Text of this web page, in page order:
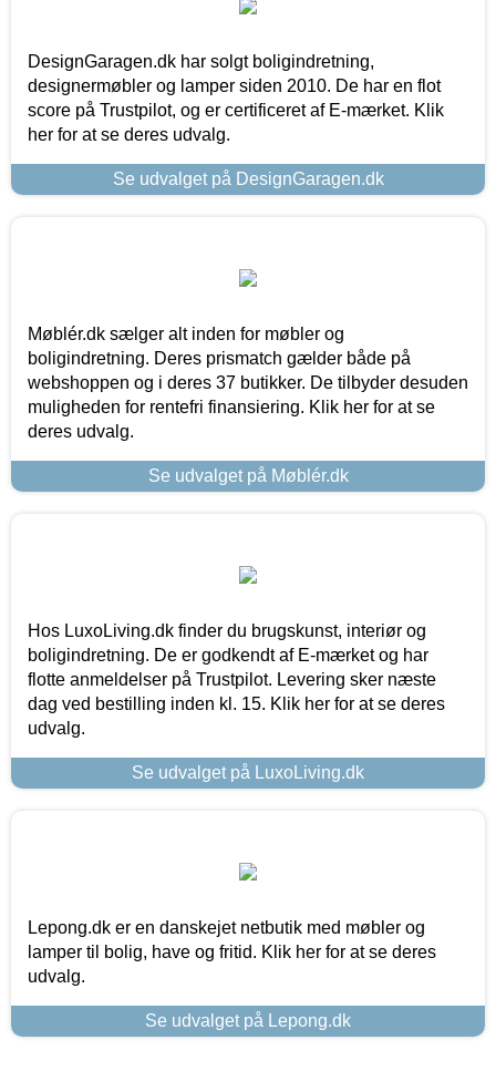
DesignGaragen.dk har solgt boligindretning,
designermøbler og lamper siden 2010. De har en flot
score på Trustpilot, og er certificeret af E-mærket. Klik
her for at se deres udvalg.
Se udvalget på DesignGaragen.dk
Møblér.dk sælger alt inden for møbler og
boligindretning. Deres prismatch gælder både på
webshoppen og i deres 37 butikker. De tilbyder desuden
muligheden for rentefri finansiering. Klik her for at se
deres udvalg.
Se udvalget på Møblér.dk
Hos LuxoLiving.dk finder du brugskunst, interiør og
boligindretning. De er godkendt af E-mærket og har
flotte anmeldelser på Trustpilot. Levering sker næste
dag ved bestilling inden kl. 15. Klik her for at se deres
udvalg.
Se udvalget på LuxoLiving.dk
Lepong.dk er en danskejet netbutik med møbler og
lamper til bolig, have og fritid. Klik her for at se deres
udvalg.
Se udvalget på Lepong.dk